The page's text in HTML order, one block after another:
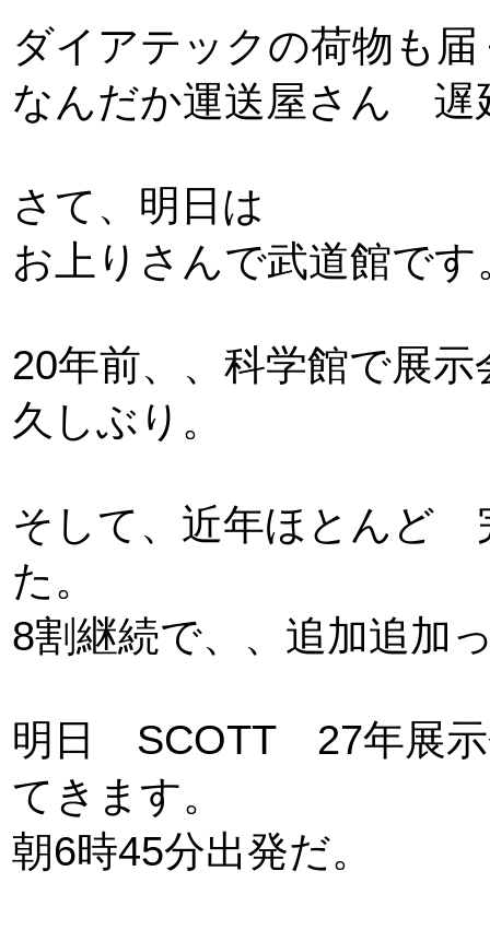
ダイアテックの荷物も届
なんだか運送屋さん 遅
さて、明日は
お上りさんで武道館です
20年前、、科学館で展
久しぶり。
そして、近年ほとんど
た。
8割継続で、、追加追加
明日 SCOTT 27年展示
てきます。
朝6時45分出発だ。